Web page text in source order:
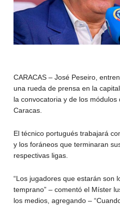
CARACAS – José Peseiro,
una rueda de prensa en la
la convocatoria y de los
Caracas.
El técnico portugués trabajará
y los foráneos que terminaran
respectivas ligas.
“Los jugadores que estarán son
temprano” – comentó el Míster
los medios, agregando –